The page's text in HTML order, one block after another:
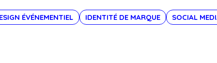
ÉVÉNEMENTIEL IDENTITÉ DE MARQUE SOCIAL